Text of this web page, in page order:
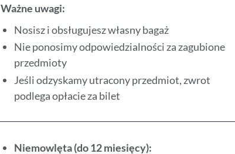
Ważne uwagi:
Nosisz i obsługujesz własny bagaż
Nie ponosimy odpowiedzialności za zagubione
przedmioty
Jeśli odzyskamy utracony przedmiot, zwrot
podlega opłacie za bilet
Niemowlęta (do 12 miesięcy):